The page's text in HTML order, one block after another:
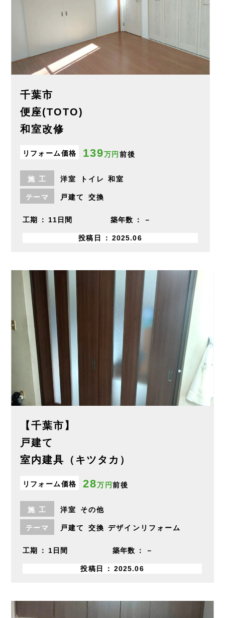
千葉市
便座(TOTO)
和室改修
リフォーム価格 139万円 前後
施 工 洋室 トイレ 和室
テーマ 戸建て 交換
工期 11日間 築年数 －
投稿日 2025.06
【千葉市】
戸建て
室内建具（キツタカ）
リフォーム価格 28万円前後
施 工 洋室 その他
テーマ 戸建て 交換 デザインリフォーム
工期 1日間 築年数 －
投稿日 2025.06